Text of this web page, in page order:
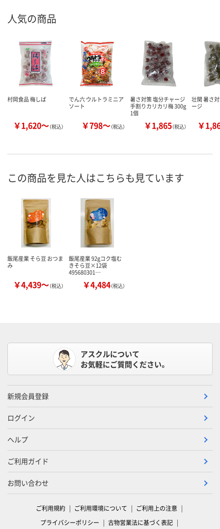
人気の商品
村岡食品 梅しば
￥1,620～（税込）
でん六 ウルトラミニア
ソート
￥798～（税込）
暑さ対策 塩分チャージ
手割りカリカリ梅 300g
1個
￥1,865（税込）
壮関 暑さ
ージ
￥
この商品を見た人はこちらも見ています
飯尾産業 そら豆 おつま
み
￥4,439～（税込）
飯尾産業 92gコク塩む
きそら豆×12袋
495680301…
￥4,484（税込）
アスクルについて
お気軽にご質問ください。
新規会員登録
ログイン
ヘルプ
ご利用ガイド
お問い合わせ
ご利用規約 ご利用環境について
ご利用上の注意
プライバシーポリシー
古物営業法に基づく表記